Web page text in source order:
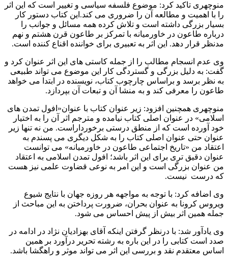
منوچهری تاکید کرد: موضوع فلسفه سیاسی و تغییر است که این اثر
را با اهمیت و مطالعه آن را ضروری می کند.این کتاب دستور کار
بسیار بزرگی داشته است و تلاش کرده همه مسائل و جوانب را
درباره طاعون در خاورمیانه با تمرکز بر طاعون قرن هشتم و نهم
مدنظر قرار دهد. این اثر به تعبیری برای خواننده اقناع کننده است.
وی عدم انسجام مطالب را از جمله کاستی های این اثر عنوان کرد و
گفت: به دلیل بزرگی و گستردگی کار این موضوع می تواند طبیعی
به نظر برسد و براساس چارچوب کتاب، نویسنده در ابتدا می خواهد
طاعون را معرفی کند و به منشا آن و تبعات آن بپردازد.
منوچهری همچنین افزود: زیر عنوان کتاب با عنوان«افول تمدن های
اسلامی» در عنوان اصلی کتاب نیامده و مترجم اثر آن را به اختیار
خود آورده است که از منطق درستی برخورداراست. من نه تنها زیر
عنوان حتی عنوان اصلی کتاب را به شکل دیگری می پسندم به
اعتقاد من «تاریخ اجتماعی طاعون در خاورمیانه» می توانست
عنوان دقیق تری برای این اثر باشد؛ افول تمدن اسلامی به اعتقاد
من عنوان بزرگی است و این امر به نوعی قضاوت علمی نیز هست
که درست نیست.
وی اضافه کرد: با توجه به مواجهه هر روزه جهان با نتایج شیوع
ویروس کرونا به عنوان بحران، ضرورت پرداختن به این مباحث از
جمله همین اثر بیش از پیش احساس می شود.
وی یادآور شد: با درنظر گرفتن اینکه آقای بهزادیان نژاد در ادامه در
صدد است کتابی را در این باره به رشته تحریر درآورد بر همین
اساس معتقدم نقد و بررسی این اثر می تواند موثر و راهگشا باشد.